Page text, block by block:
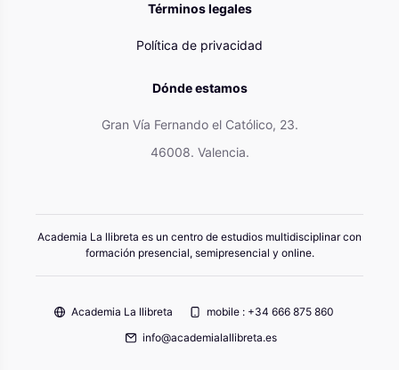
Términos legales
Política de privacidad
Dónde estamos
Gran Vía Fernando el Católico, 23.
46008. Valencia.
Academia La llibreta es un centro de estudios multidisciplinar con
formación presencial, semipresencial y online.
Academia La llibreta
mobile : +34 666 875 860
info@academialallibreta.es